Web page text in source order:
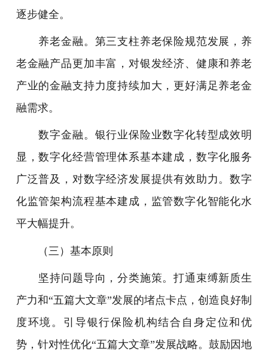
逐步健全。
养老金融。第三支柱养老保险规范发展，养
老金融产品更加丰富，对银发经济、健康和养老
产业的金融支持力度持续加大，更好满足养老金
融需求。
数字金融。银行业保险业数字化转型成效明
显，数字化经营管理体系基本建成，数字化服务
广泛普及，对数字经济发展提供有效助力。数字
化监管架构流程基本建成，监管数字化智能化水
平大幅提升。
（三）基本原则
坚持问题导向，分类施策。打通束缚新质生
产力和“五篇大文章”发展的堵点卡点，创造良好制
度环境。引导银行保险机构结合自身定位和优
势，针对性优化“五篇大文章”发展战略。鼓励因地